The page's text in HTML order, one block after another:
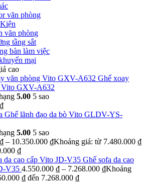
văn phòng
văn phòng
tầng sắt
bàn làm việc
mại
cao
Ghế xoay
Vito GXV-A632
5.00 5 sao
₫
Ghế lãnh đạo da bò Vito GLDV-YS-
5.00 5 sao
₫ – 10.350.000 ₫Khoảng giá: từ 7.480.000 ₫
₫
Ghế sofa da cao
V35 4.550.000 ₫ – 7.268.000 ₫Khoảng
₫ đến 7.268.000 ₫